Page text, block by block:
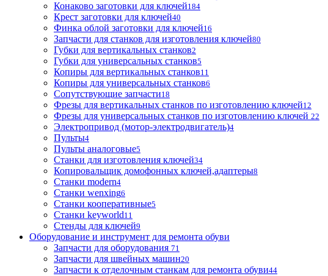
Конаково заготовки для ключей184
Крест заготовки для ключей40
Финка облой заготовки для ключей16
Запчасти для станков для изготовления ключей80
Губки для вертикальных станков2
Губки для универсальных станков5
Копиры для вертикальных станков11
Копиры для универсальных станков6
Сопутствующие запчасти18
Фрезы для вертикальных станков по изготовлению ключей12
Фрезы для универсальных станков по изготовлению ключей 22
Электропривод (мотор-электродвигатель)4
Пульты4
Пульты аналоговые5
Станки для изготовления ключей34
Копировальщик домофонных ключей,адаптеры8
Станки modern4
Станки wenxing6
Станки кооперативные5
Станки keyworld11
Стенды для ключей9
Оборудование и инструмент для ремонта обуви
Запчасти для оборудования 71
Запчасти для швейных машин20
Запчасти к отделочным станкам для ремонта обуви44